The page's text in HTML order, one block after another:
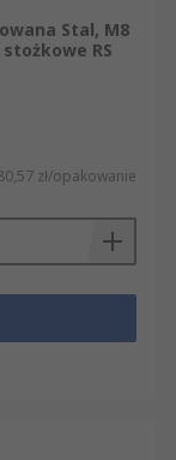
Stal, M8
RS
zł/opakowanie